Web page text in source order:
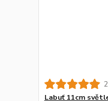
Labuť 11cm